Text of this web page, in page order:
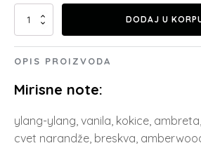
je
bila:
10.299.00 rsd.
je:
6.899.00 rsd.
Paco
količina
DODAJ U
OPIS PROIZVODA
Mirisne note:
ylang-ylang, vanila, kokice,
cvet narandže, breskva,